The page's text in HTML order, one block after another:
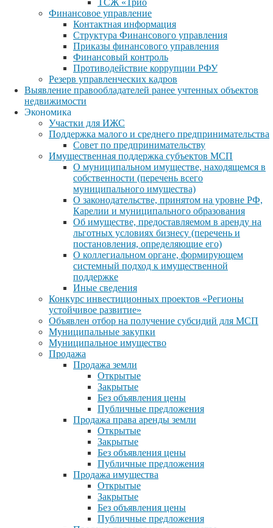
ТСЖ «Трио
Финансовое управление
Контактная информация
Структура Финансового управления
Приказы финансового управления
Финансовый контроль
Противодействие коррупции РФУ
Резерв управленческих кадров
Выявление правообладателей ранее учтенных объектов
недвижимости
Экономика
Участки для ИЖС
Поддержка малого и среднего предпринимательства
Совет по предпринимательству
Имущественная поддержка субъектов МСП
О муниципальном имуществе, находящемся в
собственности (перечень всего
муниципального имущества)
О законодательстве, принятом на уровне РФ,
Карелии и муниципального образования
Об имуществе, предоставляемом в аренду на
льготных условиях бизнесу (перечень и
постановления, определяющие его)
О коллегиальном органе, формирующем
системный подход к имущественной
поддержке
Иные сведения
Конкурс инвестиционных проектов «Регионы
устойчивое развитие»
Объявлен отбор на получение субсидий для МСП
Муниципальные закупки
Муниципальное имущество
Продажа
Продажа земли
Открытые
Закрытые
Без объявления цены
Публичные предложения
Продажа права аренды земли
Открытые
Закрытые
Без объявления цены
Публичные предложения
Продажа имущества
Открытые
Закрытые
Без объявления цены
Публичные предложения